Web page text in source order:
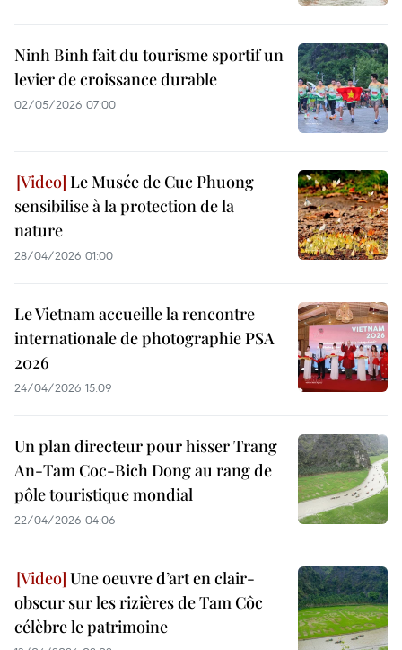
Ninh Binh fait du tourisme sportif un
levier de croissance durable
02/05/2026 07:00
Le Musée de Cuc Phuong
sensibilise à la protection de la
nature
28/04/2026 01:00
Le Vietnam accueille la rencontre
internationale de photographie PSA
2026
24/04/2026 15:09
Un plan directeur pour hisser Trang
An-Tam Coc-Bich Dong au rang de
pôle touristique mondial
22/04/2026 04:06
Une oeuvre d’art en clair-
obscur sur les rizières de Tam Côc
célèbre le patrimoine